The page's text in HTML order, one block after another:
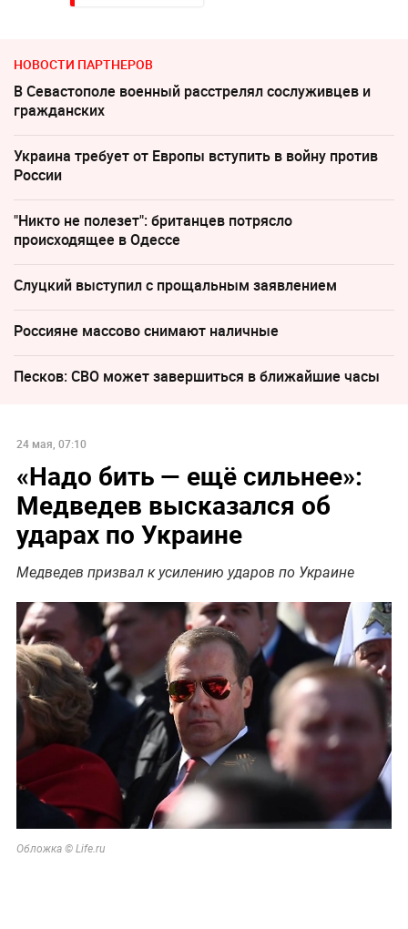
НОВОСТИ ПАРТНЕРОВ
В Севастополе военный расстрелял сослуживцев и
гражданских
Украина требует от Европы вступить в войну против
России
"Никто не полезет": британцев потрясло
происходящее в Одессе
Слуцкий выступил с прощальным заявлением
Россияне массово снимают наличные
Песков: СВО может завершиться в ближайшие часы
24 мая, 07:10
«Надо бить — ещё сильнее»:
Медведев высказался об
ударах по Украине
Медведев призвал к усилению ударов по Украине
Обложка © Life.ru